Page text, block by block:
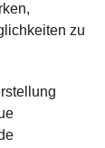
zu